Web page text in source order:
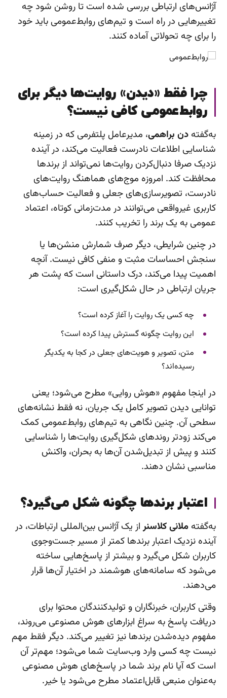
آژانس‌های ارتباطی بررسی شده است تا روشن شود چه
تغییرهایی در راه است و تیم‌های روابط‌عمومی باید خود
را برای چه تحولاتی آماده کنند.
چرا فقط «دیدن» روایت‌ها دیگر برای
روابط‌عمومی کافی نیست؟
به‌گفته دن براهمی، مدیرعامل پلتفرمی که در زمینه
شناسایی اطلاعات نادرست فعالیت می‌کند، در آینده
نزدیک صرفا دنبال‌کردن روایت‌ها نمی‌تواند از برندها
محافظت کند. امروزه موج‌های هماهنگ روایت‌های
نادرست، تصویرسازی‌های جعلی و فعالیت حساب‌های
کاربری غیرواقعی می‌توانند در مدت‌زمانی کوتاه، اعتماد
عمومی به یک برند را تخریب کنند.
در چنین شرایطی، دیگر صرف شمارش منشن‌ها یا
سنجش احساسات مثبت و منفی کافی نیست. آنچه
اهمیت پیدا می‌کند، درک داستانی است که پشت هر
جریان ارتباطی در حال شکل‌گیری است:
چه کسی یک روایت را آغاز کرده است؟
این روایت چگونه گسترش پیدا کرده است؟
متن، تصویر و هویت‌های جعلی در کجا به یکدیگر
رسیده‌اند؟
در اینجا مفهوم «هوش روایی» مطرح می‌شود؛ یعنی
توانایی دیدن تصویر کامل یک جریان، نه فقط نشانه‌های
سطحی آن. چنین نگاهی به تیم‌های روابط‌عمومی کمک
می‌کند زودتر روندهای شکل‌گیری روایت‌ها را شناسایی
کنند و پیش از تبدیل‌شدن آن‌ها به بحران، واکنش
مناسبی نشان دهند.
اعتبار برندها چگونه شکل می‌گیرد؟
به‌گفته ملانی کلاسنراز یک آژانس بین‌المللی ارتباطات، در
آینده نزدیک اعتبار برندها کمتر از مسیر جست‌وجوی
کاربران شکل می‌گیرد و بیشتر از پاسخ‌هایی ساخته
می‌شود که سامانه‌های هوشمند در اختیار آن‌ها قرار
می‌دهند.
وقتی کاربران، خبرنگاران و تولیدکنندگان محتوا برای
دریافت پاسخ به سراغ ابزارهای هوش مصنوعی می‌روند،
مفهوم دیده‌شدن برندها نیز تغییر می‌کند. دیگر فقط مهم
نیست چه کسی وارد وب‌سایت شما می‌شود؛ مهم‌تر آن
است که آیا نام برند شما در پاسخ‌های هوش مصنوعی
به‌عنوان منبعی قابل‌اعتماد مطرح می‌شود یا خیر.